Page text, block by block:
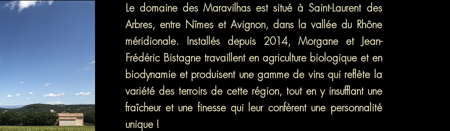
Le domaine des Maravilhas est situé à Saint-Laurent des
Arbres, entre Nîmes et Avignon, dans la vallée du Rhône
méridionale. Installés depuis 2014, Morgane et Jean-
Frédéric Bistagne travaillent en agriculture biologique et en
biodynamie et produisent une gamme de vins qui reflète la
variété des terroirs de cette région, tout en y insufflant une
fraîcheur et une finesse qui leur confèrent une personnalité
unique !